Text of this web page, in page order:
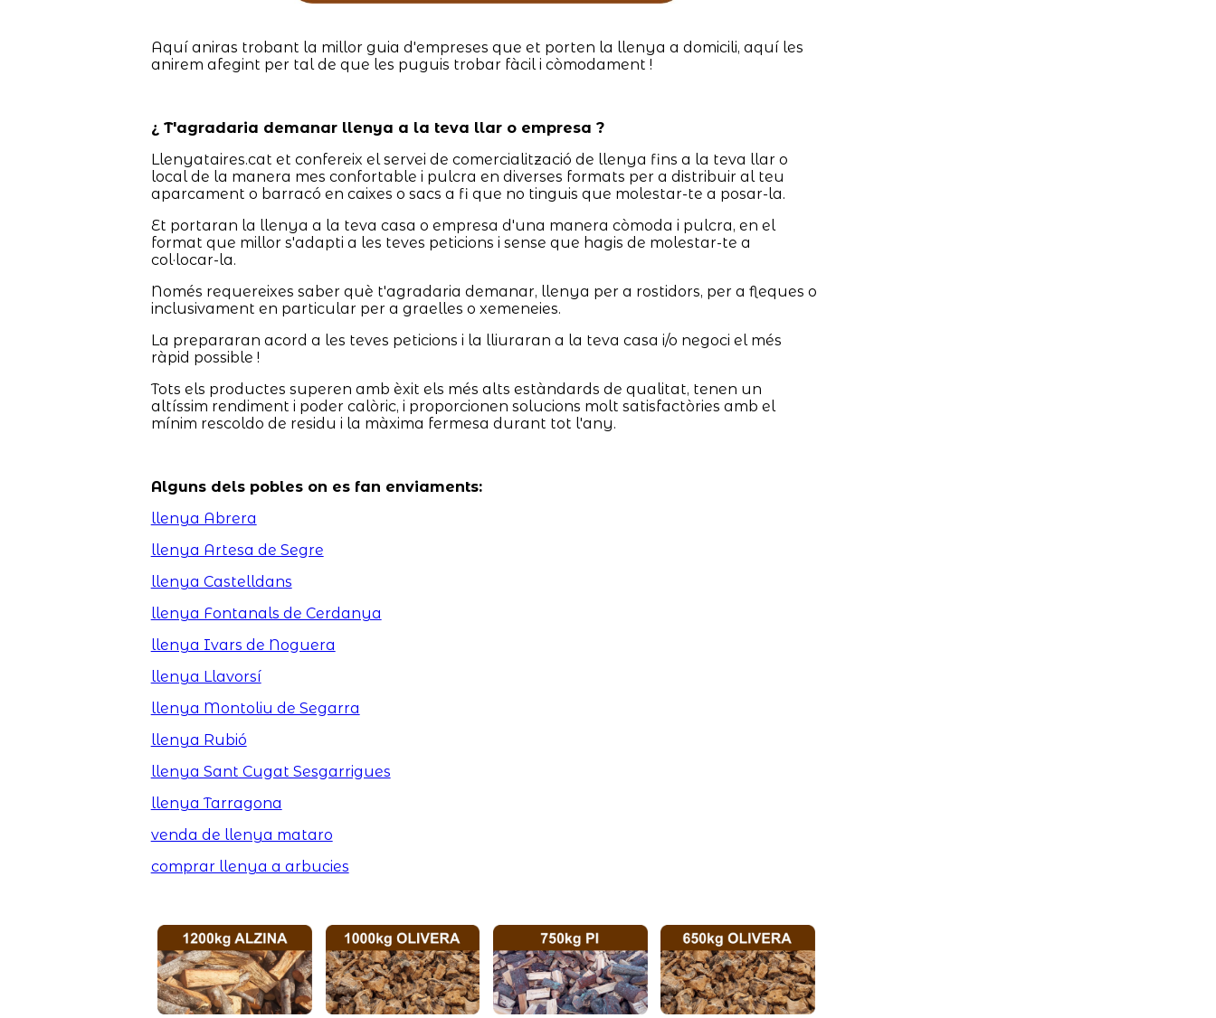
Aquí aniras trobant la millor guia d'empreses que et porten la llenya a domicili, aquí les
anirem afegint per tal de que les puguis trobar fàcil i còmodament !
¿ T'agradaria demanar llenya a la teva llar o empresa ?
Llenyataires.cat et confereix el servei de comercialització de llenya fins a la teva llar o
local de la manera mes confortable i pulcra en diverses formats per a distribuir al teu
aparcament o barracó en caixes o sacs a fi que no tinguis que molestar-te a posar-la.
Et portaran la llenya a la teva casa o empresa d'una manera còmoda i pulcra, en el
format que millor s'adapti a les teves peticions i sense que hagis de molestar-te a
col·locar-la.
Només requereixes saber què t'agradaria demanar, llenya per a rostidors, per a fleques o
inclusivament en particular per a graelles o xemeneies.
La prepararan acord a les teves peticions i la lliuraran a la teva casa i/o negoci el més
ràpid possible !
Tots els productes superen amb èxit els més alts estàndards de qualitat, tenen un
altíssim rendiment i poder calòric, i proporcionen solucions molt satisfactòries amb el
mínim rescoldo de residu i la màxima fermesa durant tot l'any.
Alguns dels pobles on es fan enviaments:
llenya Abrera
llenya Artesa de Segre
llenya Castelldans
llenya Fontanals de Cerdanya
llenya Ivars de Noguera
llenya Llavorsí
llenya Montoliu de Segarra
llenya Rubió
llenya Sant Cugat Sesgarrigues
llenya Tarragona
venda de llenya mataro
comprar llenya a arbucies